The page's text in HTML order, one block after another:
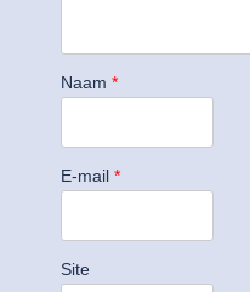
Naam *
E-mail *
Site